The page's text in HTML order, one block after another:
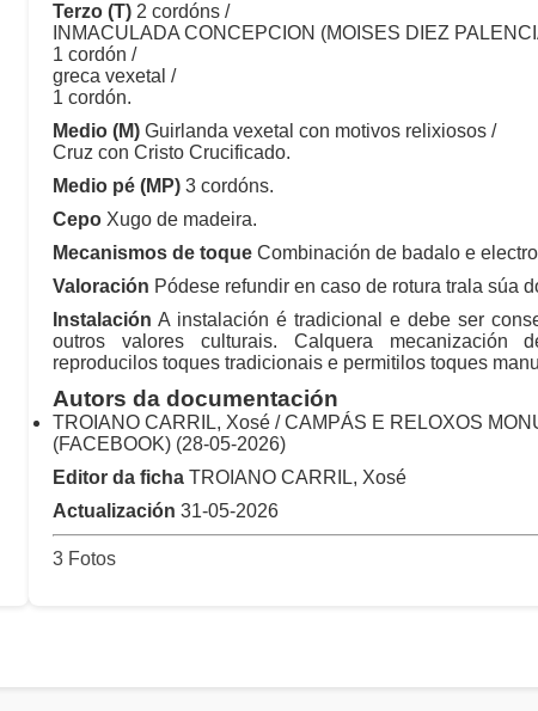
Terzo (T) 2 cordóns /
INMACULADA CONCEPCION (MOISES DIEZ
1 cordón /
greca vexetal /
1 cordón.
Medio (M) Guirlanda vexetal con motivos relixiosos /
Cruz con Cristo Crucificado.
Medio pé (MP) 3 cordóns.
Cepo Xugo de madeira.
Mecanismos de toque Combinación de badalo e
Valoración Pódese refundir en caso de rotura trala súa
Instalación A instalación é tradicional e debe ser
outros valores culturais. Calquera mecanización
reproducilos toques tradicionais e permitilos toques
Autors da documentación
TROIANO CARRIL, Xosé / CAMPÁS E RELOXOS
(FACEBOOK) (28-05-2026)
Editor da ficha TROIANO CARRIL, Xosé
Actualización 31-05-2026
3 Fotos